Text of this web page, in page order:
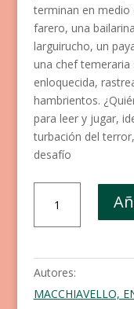
terminan en medio
farero, una
larguirucho, un
una chef
enloquecida,
hambrientos.
para leer y jugar,
turbación del
desafío
cantidad
Autores:
MACCHIAVELLO,